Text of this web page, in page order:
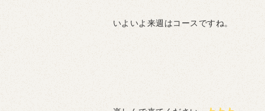
いよいよ来週はコースですね。